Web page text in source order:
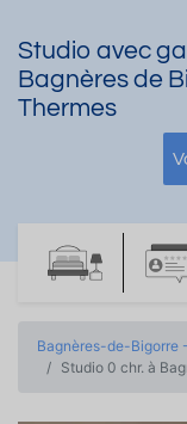
Studio avec
Bagnères de
Thermes
Bagnères-de-Bigorre
Studio 0 chr. à